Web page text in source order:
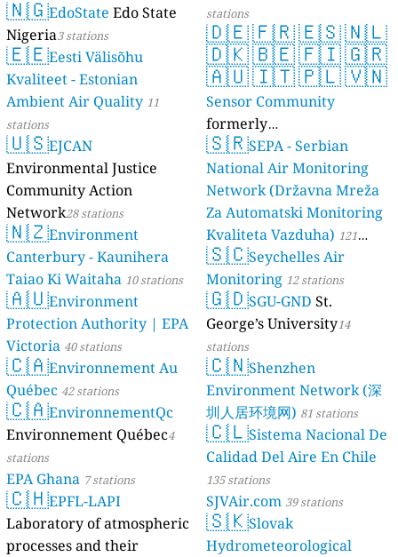
🇳🇬EdoState Edo State
Nigeria3 stations
🇪🇪Eesti Välisõhu
Kvaliteet - Estonian
Ambient Air Quality 11
stations
🇺🇸EJCAN
Environmental Justice
Community Action
Network28 stations
🇳🇿Environment
Canterbury - Kaunihera
Taiao Ki Waitaha 10 stations
🇦🇺Environment
Protection Authority | EPA
Victoria 40 stations
🇨🇦Environnement Au
Québec 42 stations
🇨🇦EnvironnementQc
Environnement Québec4
stations
EPA Ghana 7 stations
🇨🇭EPFL-LAPI
Laboratory of atmospheric
processes and their
stations
🇩🇪🇫🇷🇪🇸🇳🇱
🇩🇰🇧🇪🇫🇮🇬🇷
🇦🇺🇮🇹🇵🇱🇻🇳
Sensor Community
formerly
luftdaten.info35816 stations
🇸🇷SEPA - Serbian
National Air Monitoring
Network (Državna Mreža
Za Automatski Monitoring
Kvaliteta Vazduha) 121
stations
🇸🇨Seychelles Air
Monitoring 12 stations
🇬🇩SGU-GND St.
George’s University14
stations
🇨🇳Shenzhen
Environment Network (深
圳人居环境网) 81 stations
🇨🇱Sistema Nacional De
Calidad Del Aire En Chile
135 stations
SJVAir.com 39 stations
🇸🇰Slovak
Hydrometeorological